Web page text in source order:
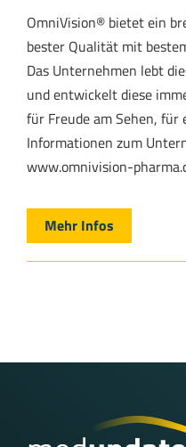
OmniVision® bietet ein
bester Qualität mit
Das Unternehmen lebt
und entwickelt diese
für Freude am Sehen, für
Informationen zum
www.omnivision-
Mehr Infos